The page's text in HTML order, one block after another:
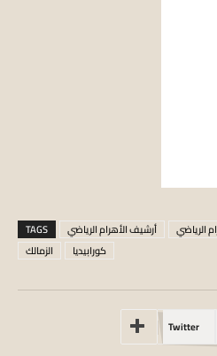
TAGS أرشيف الأهرام الرياضي الرياضي
الزمالك
كورابيديا
Twitter